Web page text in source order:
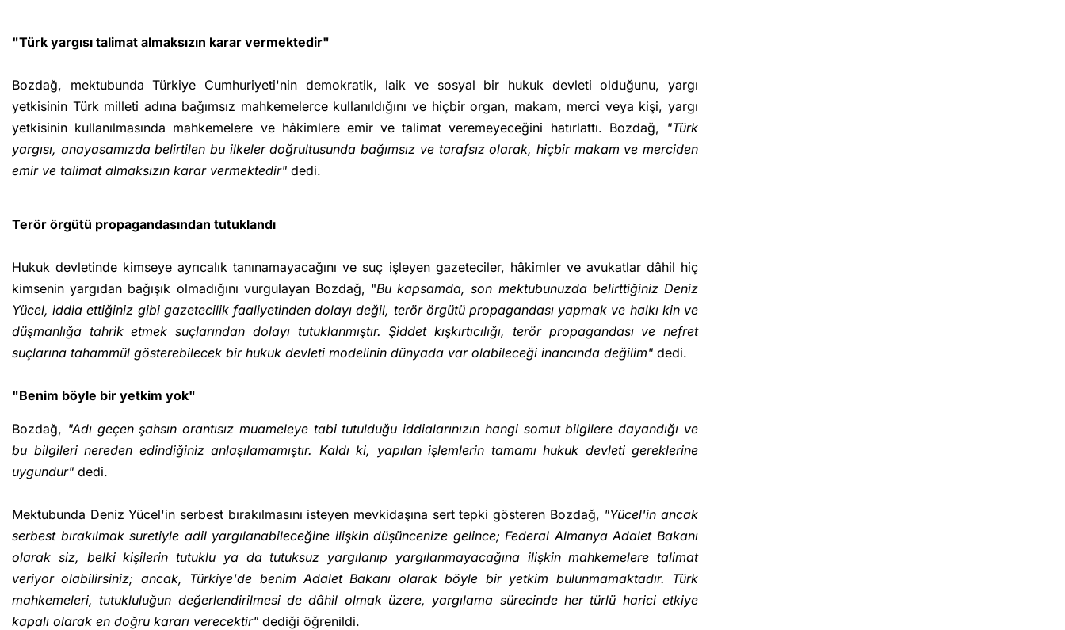
"Türk yargısı talimat almaksızın karar vermektedir"
Bozdağ, mektubunda Türkiye Cumhuriyeti'nin demokratik, laik ve sosyal bir hukuk devleti olduğunu, yargı
yetkisinin Türk milleti adına bağımsız mahkemelerce kullanıldığını ve hiçbir organ, makam, merci veya kişi, yargı
yetkisinin kullanılmasında mahkemelere ve hâkimlere emir ve talimat veremeyeceğini hatırlattı. Bozdağ, "Türk
yargısı, anayasamızda belirtilen bu ilkeler doğrultusunda bağımsız ve tarafsız olarak, hiçbir makam ve merciden
emir ve talimat almaksızın karar vermektedir" dedi.
Terör örgütü propagandasından tutuklandı
Hukuk devletinde kimseye ayrıcalık tanınamayacağını ve suç işleyen gazeteciler, hâkimler ve avukatlar dâhil hiç
kimsenin yargıdan bağışık olmadığını vurgulayan Bozdağ, "Bu kapsamda, son mektubunuzda belirttiğiniz Deniz
Yücel, iddia ettiğiniz gibi gazetecilik faaliyetinden dolayı değil, terör örgütü propagandası yapmak ve halkı kin ve
düşmanlığa tahrik etmek suçlarından dolayı tutuklanmıştır. Şiddet kışkırtıcılığı, terör propagandası ve nefret
suçlarına tahammül gösterebilecek bir hukuk devleti modelinin dünyada var olabileceği inancında değilim" dedi.
"Benim böyle bir yetkim yok"
Bozdağ, "Adı geçen şahsın orantısız muameleye tabi tutulduğu iddialarınızın hangi somut bilgilere dayandığı ve
bu bilgileri nereden edindiğiniz anlaşılamamıştır. Kaldı ki, yapılan işlemlerin tamamı hukuk devleti gereklerine
uygundur" dedi.
Mektubunda Deniz Yücel'in serbest bırakılmasını isteyen mevkidaşına sert tepki gösteren Bozdağ, "Yücel'in ancak
serbest bırakılmak suretiyle adil yargılanabileceğine ilişkin düşüncenize gelince; Federal Almanya Adalet Bakanı
olarak siz, belki kişilerin tutuklu ya da tutuksuz yargılanıp yargılanmayacağına ilişkin mahkemelere talimat
veriyor olabilirsiniz; ancak, Türkiye'de benim Adalet Bakanı olarak böyle bir yetkim bulunmamaktadır. Türk
mahkemeleri, tutukluluğun değerlendirilmesi de dâhil olmak üzere, yargılama sürecinde her türlü harici etkiye
kapalı olarak en doğru kararı verecektir" dediği öğrenildi.